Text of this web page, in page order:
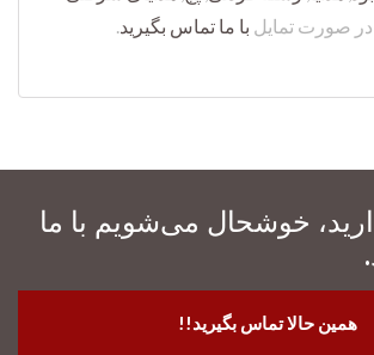
در صورت تمایل با ما تماس بگیرید.
خوشحال می‌شویم با ما
همین حالا تماس بگیرید!!